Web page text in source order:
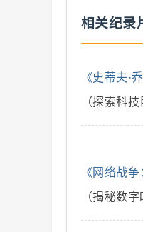
相关纪录
《史蒂夫·
（探索科
《网络战
（揭秘数